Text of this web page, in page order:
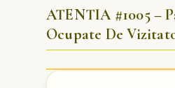
ATENTIA #1005 –
Ocupate De